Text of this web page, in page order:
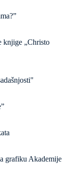
knjige „Christo
grafiku Akademije